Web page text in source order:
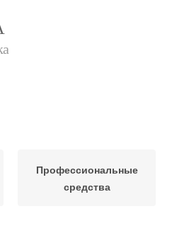
Профессиональные
средства